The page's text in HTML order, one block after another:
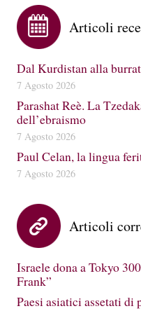
Articoli
Dal Kurdistan alla
7 Agosto 2026
Parashat Reè. La
dell’ebraismo
7 Agosto 2026
Paul Celan, la lingua
7 Agosto 2026
Articoli
Israele dona a Tokyo
Frank”
Paesi asiatici assetati